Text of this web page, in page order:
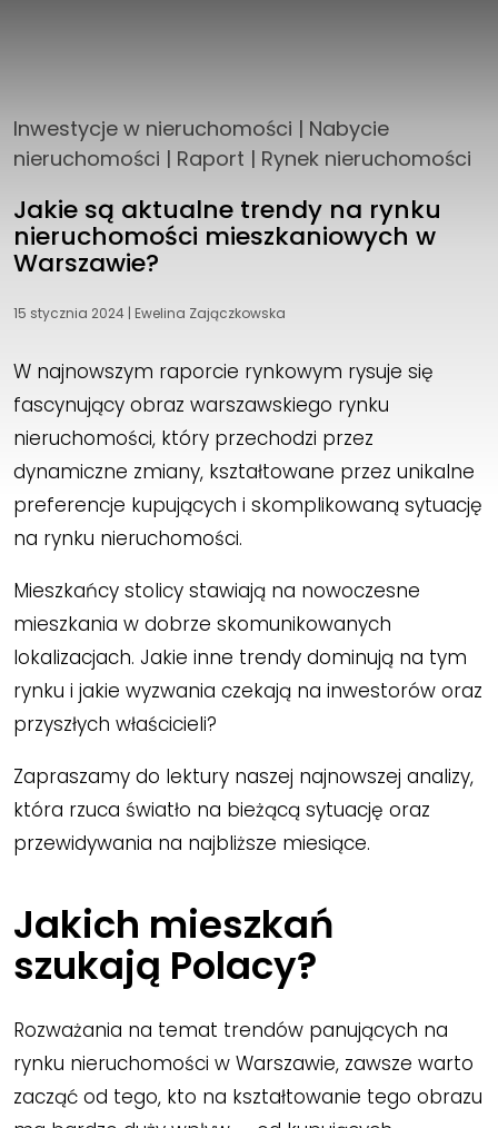
Inwestycje w nieruchomości | Nabycie
nieruchomości | Raport | Rynek nieruchomości
Jakie są aktualne trendy na rynku
nieruchomości mieszkaniowych w
Warszawie?
15 stycznia 2024 | Ewelina Zajączkowska
W najnowszym raporcie rynkowym rysuje się
fascynujący obraz warszawskiego rynku
nieruchomości, który przechodzi przez
dynamiczne zmiany, kształtowane przez unikalne
preferencje kupujących i skomplikowaną sytuację
na rynku nieruchomości.
Mieszkańcy stolicy stawiają na nowoczesne
mieszkania w dobrze skomunikowanych
lokalizacjach. Jakie inne trendy dominują na tym
rynku i jakie wyzwania czekają na inwestorów oraz
przyszłych właścicieli?
Zapraszamy do lektury naszej najnowszej analizy,
która rzuca światło na bieżącą sytuację oraz
przewidywania na najbliższe miesiące.
Jakich mieszkań
szukają Polacy?
Rozważania na temat trendów panujących na
rynku nieruchomości w Warszawie, zawsze warto
zacząć od tego, kto na kształtowanie tego obrazu